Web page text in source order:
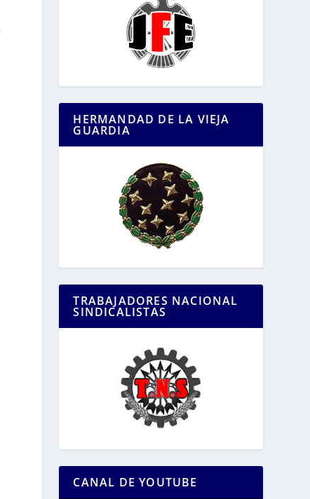
HERMANDAD DE LA VIEJA
GUARDIA
TRABAJADORES NACIONAL
SINDICALISTAS
CANAL DE YOUTUBE